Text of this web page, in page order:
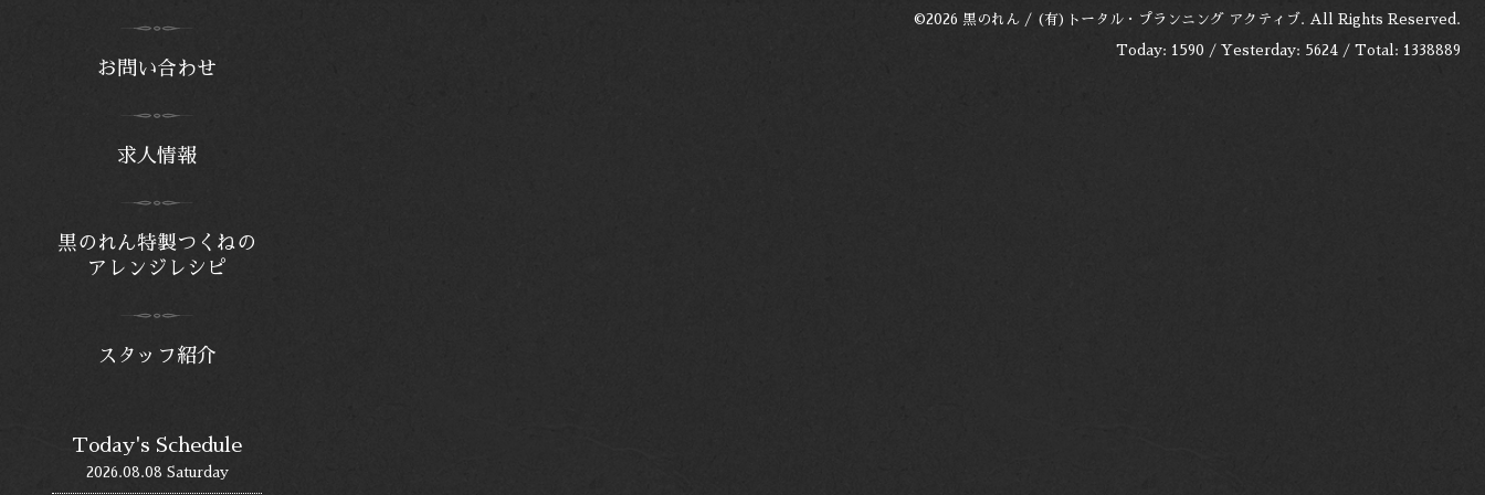
©2026 黒のれん / (有)トータル・プランニング アクティブ. All Rights Reserved.
Today: 1590 / Yesterday: 5624 / Total: 1338889
お問い合わせ
求人情報
黒のれん特製つくねの
アレンジレシピ
スタッフ紹介
Today's Schedule
2026.08.08 Saturday